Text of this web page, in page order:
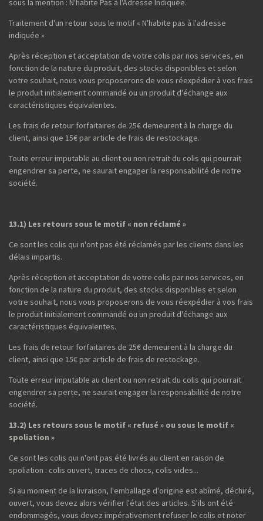
Traitement d'un retour sous le motif « N'habite pas à l'adresse
indiquée »
Après réception et acceptation de votre colis par nos services, en
fonction de la nature du produit, des stocks disponibles et selon
votre souhait, nous vous proposerons de vous réexpédier à vos frais
le produit initialement commandé ou un produit d'échange aux
caractéristiques équivalentes.
Les frais de retour forfaitaires de 25€ demeurent à la charge du
client, ainsi que 15€ par article de frais de restockage.
Toute erreur imputable au client ou non retrait du colis qui pourrait
engendrer sa perte, ne saurait engager la responsabilité de notre
société.
13.1) Les retours sous le motif « non réclamé »
Ce sont les colis qui n'ont pas été réclamés par les clients dans les
délais impartis.
Après réception et acceptation de votre colis par nos services, en
fonction de la nature du produit, des stocks disponibles et selon
votre souhait, nous vous proposerons de vous réexpédier à vos frais
le produit initialement commandé ou un produit d'échange aux
caractéristiques équivalentes.
Les frais de retour forfaitaires de 25€ demeurent à la charge du
client, ainsi que 15€ par article de frais de restockage.
Toute erreur imputable au client ou non retrait du colis qui pourrait
engendrer sa perte, ne saurait engager la responsabilité de notre
société.
13.2) Les retours sous le motif « refusé » ou sous le motif «
spoliation »
Ce sont les colis qui n'ont pas été livrés au client en raison de
spoliation : colis ouvert, traces de chocs, colis vides...
Si au moment de la livraison, l'emballage d'origine est abîmé, déchiré,
ouvert, vous devez alors vérifier l'état des articles. S'ils ont été
endommagés, vous devez impérativement refuser le colis et noter